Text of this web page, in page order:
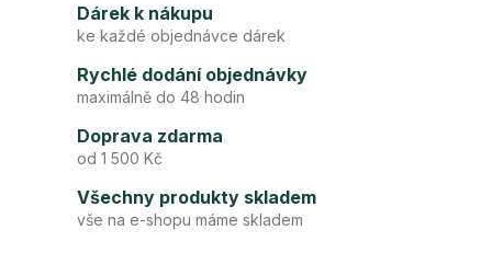
í
r
ý
p
Dárek k nákupu
ke každé objednávce dárek
Rychlé dodání objednávky
maximálně do 48 hodin
Doprava zdarma
od 1 500 Kč
Všechny produkty skladem
vše na e-shopu máme skladem